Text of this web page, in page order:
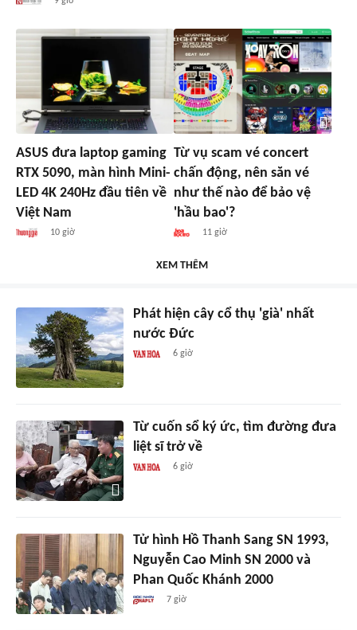
ASUS đưa laptop gaming
RTX 5090, màn hình Mini-
LED 4K 240Hz đầu tiên về
Việt Nam
10 giờ
Từ vụ scam vé concert
chấn động, nên săn vé
như thế nào để bảo vệ
'hầu bao'?
11 giờ
XEM THÊM
Phát hiện cây cổ thụ 'già' nhất
nước Đức
6 giờ
Từ cuốn sổ ký ức, tìm đường đưa
liệt sĩ trở về
6 giờ
Tử hình Hồ Thanh Sang SN 1993,
Nguyễn Cao Minh SN 2000 và
Phan Quốc Khánh 2000
7 giờ